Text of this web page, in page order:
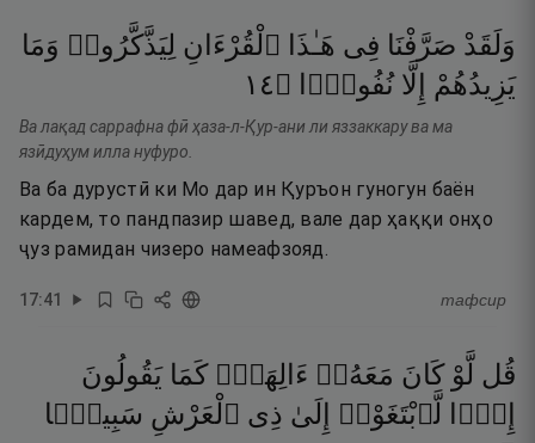
وَلَقَدْ صَرَّفْنَا فِى هَـٰذَا ٱلْقُرْءَانِ لِيَذَّكَّرُوا۟ وَمَا
يَزِيدُهُمْ
إِلَّا نُفُورًۭا ۝٤١
Ва лақад саррафна фӣ ҳаза-л-Қур-ани ли яззаккару ва ма
язӣдуҳум илла нуфуро.
Ва ба дурустӣ ки Мо дар ин Қуръон гуногун баён
кардем, то пандпазир шавед, вале дар ҳаққи онҳо
ҷуз рамидан чизеро намеафзояд.
17:41 тафсир
قُل لَّوْ كَانَ مَعَهُۥٓ ءَالِهَةٌۭ كَمَا يَقُولُونَ
إِذًۭا
لَّٱبْتَغَوْا۟ إِلَىٰ ذِى ٱلْعَرْشِ سَبِيلًۭا